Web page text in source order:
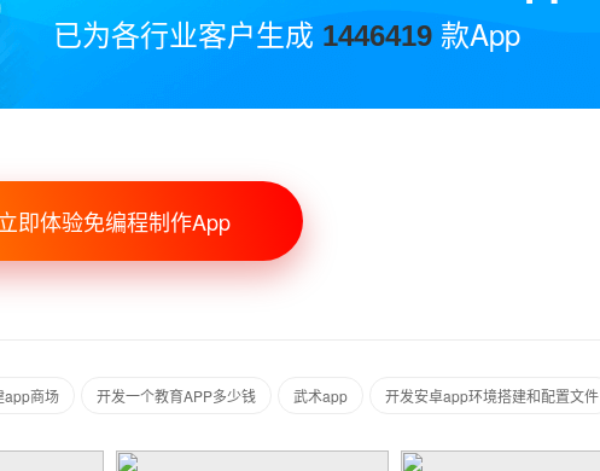
已为各行业客户生成 1446419 款App
即体验免编程制作App
app商场 开发一个教育APP多少钱 武术app 开发安卓app环境搭建和配置文件